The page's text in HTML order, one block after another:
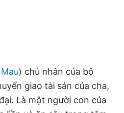
) chủ nhân của bộ
giao tài sản của cha,
Là một người con của